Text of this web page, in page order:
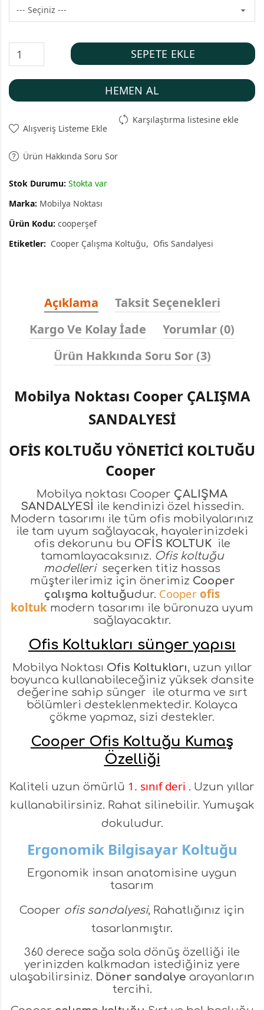
SEPETE EKLE
HEMEN AL
Alışveriş Listeme Ekle
Karşılaştırma listesine ekle
Ürün Hakkında Soru Sor
Stok Durumu: Stokta var
Marka: Mobilya Noktası
Ürün Kodu: cooperşef
Etiketler: Cooper Çalışma Koltuğu Ofis Sandalyesi
Açıklama
Taksit Seçenekleri
Kargo Ve Kolay İade
Yorumlar (0)
Ürün Hakkında Soru Sor (3)
Mobilya Noktası Cooper ÇALIŞMA
SANDALYESİ
OFİS KOLTUĞU YÖNETİCİ KOLTUĞU
Cooper
Mobilya noktası Cooper ÇALIŞMA
SANDALYESİ ile kendinizi özel hissedin.
Modern tasarımı ile tüm ofis mobilyalarınız
ile tam uyum sağlayacak, hayalerinizdeki
ofis dekorunu bu OFİS KOLTUKile
tamamlayacaksınız. Ofis koltuğu
modelleri seçerken titiz hassas
müşterilerimiz için önerimiz Cooper
çalışma koltuğudur. Cooper ofis
koltuk modern tasarımı ile büronuza uyum
sağlayacaktır.
Ofis Koltukları sünger yapısı
Mobilya Noktası Ofis Koltukları, uzun yıllar
boyunca kullanabileceğiniz yüksek dansite
değerine sahip sünger ile oturma ve sırt
bölümleri desteklenmektedir. Kolayca
çökme yapmaz, sizi destekler.
Cooper Ofis Koltuğu Kumaş
Özelliği
Kaliteli uzun ömürlü 1. sınıf deri . Uzun yıllar
kullanabilirsiniz. Rahat silinebilir. Yumuşak
dokuludur.
Ergonomik Bilgisayar Koltuğu
Ergonomik insan anatomisine uygun
tasarım
Cooper ofis sandalyesi, Rahatlığınız için
tasarlanmıştır.
360 derece sağa sola dönüş özelliği ile
yerinizden kalkmadan istediğiniz yere
ulaşabilirsiniz. Döner sandalye arayanların
tercihi.